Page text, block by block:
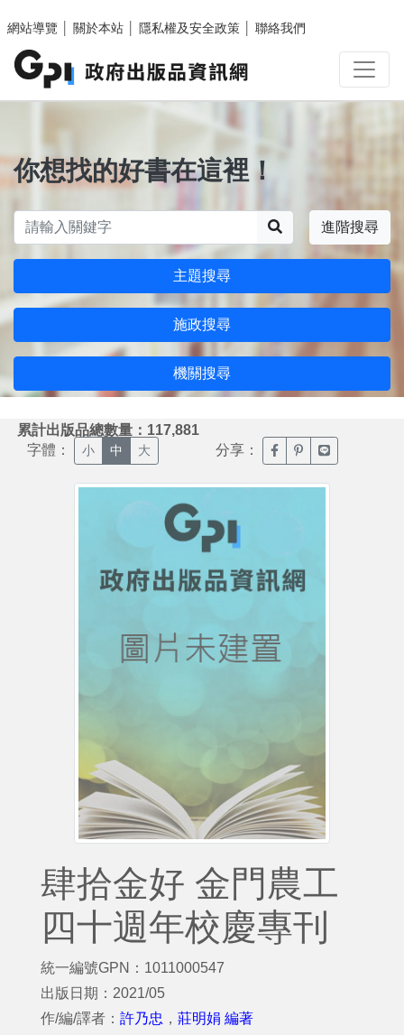
網站導覽
關於本站 隱私權及安全政策 聯絡我們
你想找的好書在這裡！
進階搜尋
主題搜尋
施政搜尋
機關搜尋
累計出版品總數量：117,881
字體： 小 中 大 分享： 臉書分享(另開新視窗)
噗浪分享(另開新
Line分享(另
肆拾金好 金門農工
四十週年校慶專刊
統一編號GPN：1011000547
出版日期：2021/05
作/編/譯者： 許乃忠 ， 莊明娟 編著